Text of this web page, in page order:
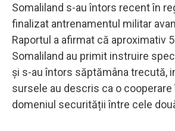
Somaliland s-au întors recent în
finalizat antrenamentul militar
Raportul a afirmat că aproximativ
Somaliland au primit instruire
și s-au întors săptămâna trecută,
sursele au descris ca o
domeniul securității între cele